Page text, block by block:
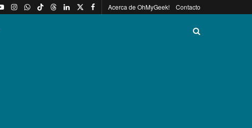
Acerca de OhMyGeek! Contacto